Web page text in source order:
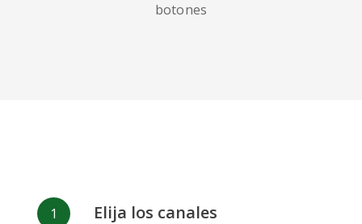
Deviantart Dribbble
botones
Elija los canales